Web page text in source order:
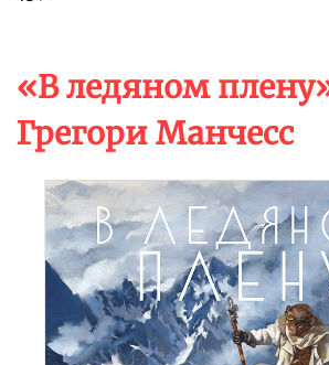
«В ледяном
Грегори Манчесс